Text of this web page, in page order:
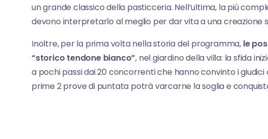
un grande classico della pasticceria. Nell’ultima, la più
devono interpretarlo al meglio per dar vita a una creazione
Inoltre, per la prima volta nella storia del programma, le
“storico tendone bianco”, nel giardino della villa: la sfida
a pochi passi dai 20 concorrenti che hanno convinto i
prime 2 prove di puntata potrà varcarne la soglia e